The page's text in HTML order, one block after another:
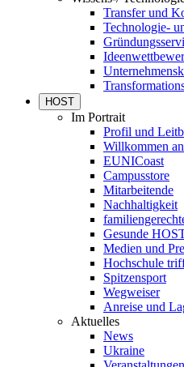
Transfer und
Technologie-
HOST
Im Portrait
Profil und
Willkommen
EUNICoast
Campusstore
Mitarbeitende
Nachhaltigkeit
Gesunde
Medien und
Hochschule
Spitzensport
Wegweiser
Anreise und
Aktuelles
News
Ukraine